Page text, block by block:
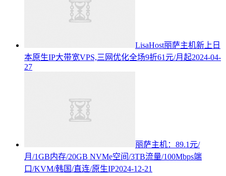
LisaHost丽萨主机新上日
本原生IP大带宽VPS,三网优化全场9折61元/月起2024-04-
27
丽萨主机：89.1元/
月/1GB内存/20GB NVMe空间/3TB流量/100Mbps端
口/KVM/韩国/直连/原生IP2024-12-21